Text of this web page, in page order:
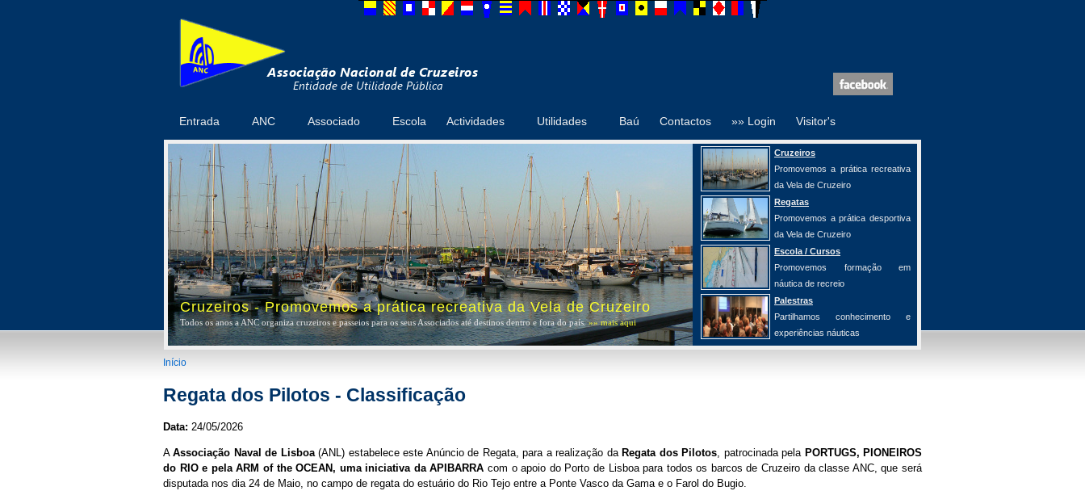
Entrada ANC Associado Escola Actividades Utilidades Baú Contactos »» Login Visitor's
Cruzeiros
Promovemos a prática recreativa
da Vela de Cruzeiro
Regatas
Promovemos a prática desportiva
da Vela de Cruzeiro
Escola / Cursos
Promovemos formação em
náutica de recreio
Palestras
Partilhamos conhecimento e
experiências náuticas
Cruzeiros - Promovemos a prática recreativa da Vela de Cruzeiro
Todos os anos a ANC organiza cruzeiros e passeios para os seus Associados até destinos dentro e fora do país.»» mais aqui
You are here
Início
Regata dos Pilotos - Classificação
Data: 24/05/2026
AAssociação Naval de Lisboa(ANL) estabelece este Anúncio de Regata, para a realização da Regata dos Pilotos, patrocinada pela PORTUGS, PIONEIROS
do RIO e pela ARM of the OCEAN, uma iniciativa da APIBARRA com o apoio do Porto de Lisboa para todos os barcos de Cruzeiro da classe ANC, que será
disputada nos dia 24 de Maio, no campo de regata do estuário do Rio Tejo entre a Ponte Vasco da Gama e o Farol do Bugio.